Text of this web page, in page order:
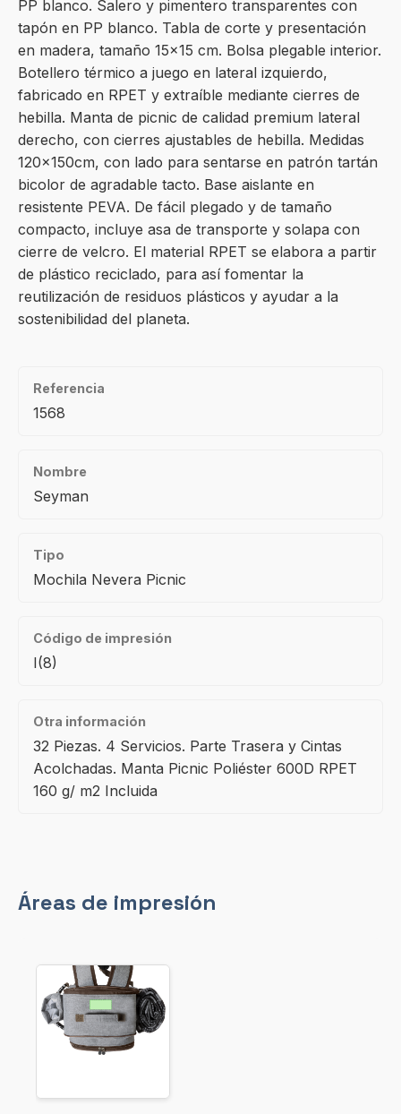
PP blanco. Salero y pimentero transparentes con
tapón en PP blanco. Tabla de corte y presentación
en madera, tamaño 15×15 cm. Bolsa plegable interior.
Botellero térmico a juego en lateral izquierdo,
fabricado en RPET y extraíble mediante cierres de
hebilla. Manta de picnic de calidad premium lateral
derecho, con cierres ajustables de hebilla. Medidas
120x150cm, con lado para sentarse en patrón tartán
bicolor de agradable tacto. Base aislante en
resistente PEVA. De fácil plegado y de tamaño
compacto, incluye asa de transporte y solapa con
cierre de velcro. El material RPET se elabora a partir
de plástico reciclado, para así fomentar la
reutilización de residuos plásticos y ayudar a la
sostenibilidad del planeta.
Referencia
1568
Nombre
Seyman
Tipo
Mochila Nevera Picnic
Código de impresión
I(8)
Otra información
32 Piezas. 4 Servicios. Parte Trasera y Cintas
Acolchadas. Manta Picnic Poliéster 600D RPET
160 g/ m2 Incluida
Áreas de impresión